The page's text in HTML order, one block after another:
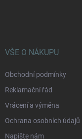
VŠE O NÁKUPU
Obchodní podmínky
Reklamační řád
Vrácení a výměna
Ochrana osobních údajů
Napište nám